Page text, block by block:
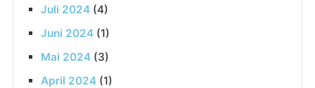
Juli 2024 (4)
Juni 2024 (1)
Mai 2024 (3)
April 2024 (1)